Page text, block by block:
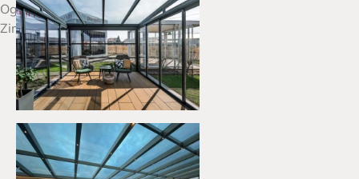
Ogrody
Zimowe